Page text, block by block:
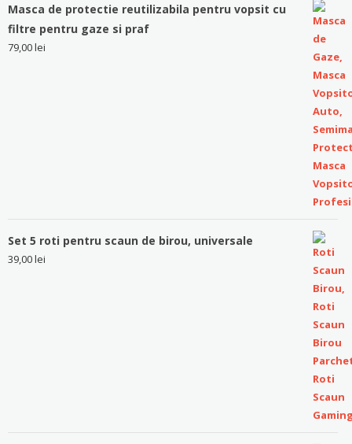
Masca de protectie reutilizabila pentru vopsit cu
filtre pentru gaze si praf
79,00lei
Set 5 roti pentru scaun de birou, universale
39,00lei